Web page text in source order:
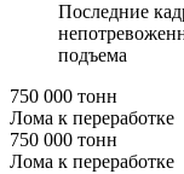
Последние
подъема
750 000 тонн
Лома к переработке
750 000 тонн
Лома к переработке